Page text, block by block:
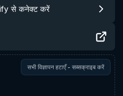
से कनेक्ट करें
सभी विज्ञापन हटाएँ - सब्सक्राइब करें